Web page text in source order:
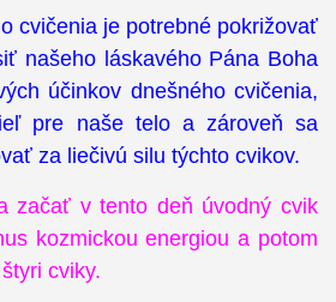
cvičenia je potrebné pokrižovať
našeho láskavého Pána Boha
účinkov dnešného cvičenia,
pre naše telo a zároveň sa
za liečivú silu týchto cvikov.
začať v tento deň úvodný cvik
kozmickou energiou a potom
cviky.